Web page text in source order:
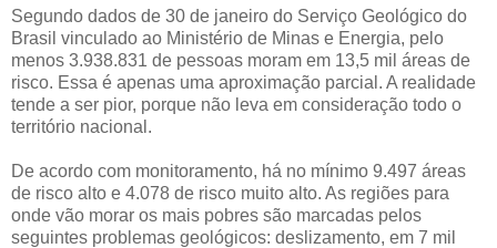
Segundo dados de 30 de janeiro do Serviço Geológico do
Brasil vinculado ao Ministério de Minas e Energia, pelo
menos 3.938.831 de pessoas moram em 13,5 mil áreas de
risco. Essa é apenas uma aproximação parcial. A realidade
tende a ser pior, porque não leva em consideração todo o
território nacional.
De acordo com monitoramento, há no mínimo 9.497 áreas
de risco alto e 4.078 de risco muito alto. As regiões para
onde vão morar os mais pobres são marcadas pelos
seguintes problemas geológicos: deslizamento, em 7 mil